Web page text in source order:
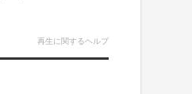
再生に関するヘルプ